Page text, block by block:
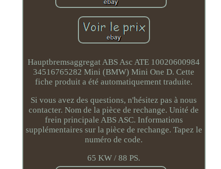
Hauptbremsaggregat ABS Asc ATE 10020600984
34516765282 Mini (BMW) Mini One D. Cette
fiche produit a été automatiquement traduite.
Si vous avez des questions, n'hésitez pas à nous
contacter. Nom de la pièce de rechange. Unité de
frein principale ABS ASC. Informations
supplémentaires sur la pièce de rechange. Tapez le
numéro de code.
65 KW / 88 PS.